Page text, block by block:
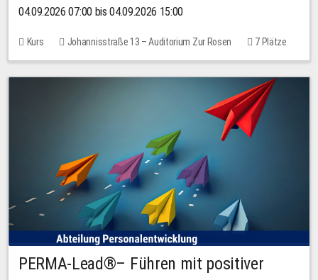
04.09.2026 07:00 bis 04.09.2026 15:00
Kurs Johannisstraße 13 – Auditorium Zur Rosen
7 Plätze
10,00 EUR
PERMA-Lead®– Führen mit positiver